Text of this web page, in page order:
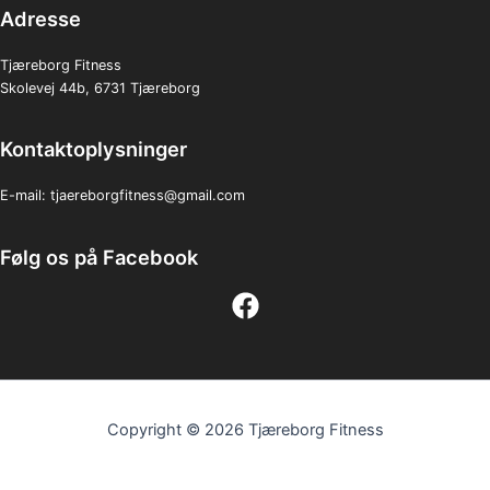
Adresse
Tjæreborg Fitness
Skolevej 44b, 6731 Tjæreborg
Kontaktoplysninger
E-mail: tjaereborgfitness@gmail.com
Følg os på Facebook
Copyright © 2026 Tjæreborg Fitness